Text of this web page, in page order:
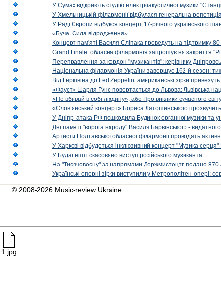
У Сумах відкриють студію електроакустичної музики
У Хмельницькій філармонії відбулася генеральна
У Раді Європи відбувся концерт 17-річного українського
«Буча. Сила відродження»
Концерт пам'яті Василя Сліпака проведуть на підтримку
Grand Finale: обласна філармонія запрошує на закриття
Переправлення за кордон "музикантів": керівнику
Національна філармонія України завершує 162-й сезон:
Від Гершвіна до Led Zeppelin: американські зірки
«Фауст» Шарля Гуно повертається до Львова: Львівська
«Не вбивай в собі людину», або Про виклики сучасного світу
«Слов’янський концерт» Бориса Лятошинського
У Дніпрі атака РФ пошкодила Будинок органної музики та
Дні памяті "ворога народу" Василя Барвінського -
Артисти Полтавської обласної філармонії проводять
У Харкові відбудеться інклюзивний концерт "Музика
У Будапешті скасовано виступ російського музиканта
На "Тисячовесну" за напрямами Держмистецтв подано 870
Українські оперні зірки виступили у Метрополітен-опері:
© 2008-2026 Music-review Ukraine
1.jpg